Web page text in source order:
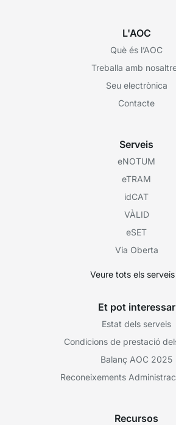
L'AOC
Què és l’AOC
Treballa amb
Seu electrònica
Contacte
Serveis
eNOTUM
eTRAM
idCAT
VÀLID
eSET
Via Oberta
Veure tots els serveis
Et pot interessar
Estat dels serveis
Condicions de prestació
Balanç AOC 2025
Reconeixements
Recursos